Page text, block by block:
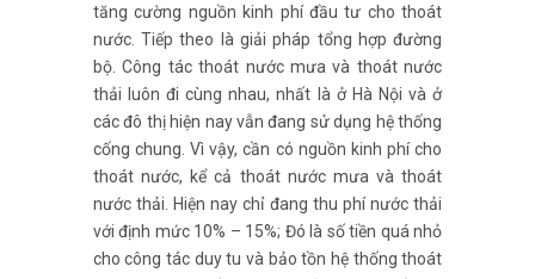
tăng cường nguồn kinh phí đầu tư cho thoát
nước. Tiếp theo là giải pháp tổng hợp đường
bộ. Công tác thoát nước mưa và thoát nước
thải luôn đi cùng nhau, nhất là ở Hà Nội và ở
các đô thị hiện nay vẫn đang sử dụng hệ thống
cống chung. Vì vậy, cần có nguồn kinh phí cho
thoát nước, kể cả thoát nước mưa và thoát
nước thải. Hiện nay chỉ đang thu phí nước thải
với định mức 10% – 15%; Đó là số tiền quá nhỏ
cho công tác duy tu và bảo tồn hệ thống thoát